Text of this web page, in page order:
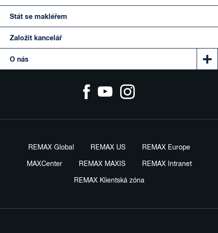
Stát se makléřem
Založit kancelář
O nás
REMAX Global REMAX US REMAX Europe
MAXCenter REMAX MAXIS REMAX Intranet
REMAX Klientská zóna